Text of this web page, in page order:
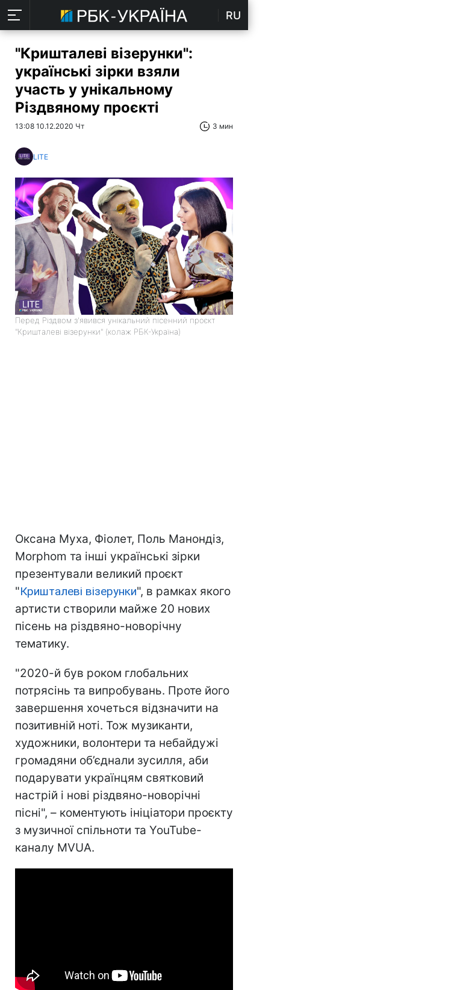
RU
"Кришталеві візерунки":
українські зірки взяли
участь у унікальному
Різдвяному проєкті
13:08 10.12.2020 Чт 3 мин
LITE
Перед Різдвом з'явився унікальний пісенний проєкт
"Кришталеві візерунки" (колаж РБК-Україна)
Оксана Муха, Фіолет, Поль Манондіз,
Morphom та інші українські зірки
презентували великий проєкт
"Кришталеві візерунки", в рамках якого
артисти створили майже 20 нових
пісень на різдвяно-новорічну
тематику.
"2020-й був роком глобальних
потрясінь та випробувань. Проте його
завершення хочеться відзначити на
позитивній ноті. Тож музиканти,
художники, волонтери та небайдужі
громадяни об’єднали зусилля, аби
подарувати українцям святковий
настрій і нові різдвяно-новорічні
пісні", – коментують ініціатори проєкту
з музичної спільноти та YouTube-
каналу MVUA.